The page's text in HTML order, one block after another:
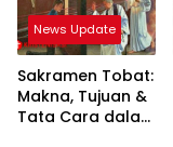
News Update
Sakramen Tobat:
Makna, Tujuan &
Tata Cara dalam